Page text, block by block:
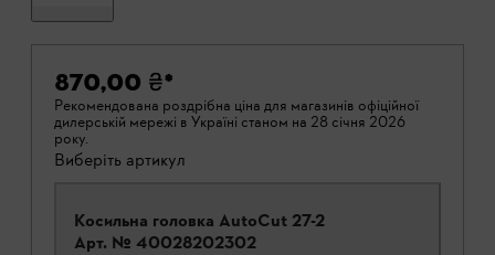
870,00 ₴*
Рекомендована роздрібна ціна для магазинів офіційної
дилерській мережі в Україні станом на 28 січня 2026
року.
Виберіть артикул
Косильна головка AutoCut 27-2
Арт. № 40028202302